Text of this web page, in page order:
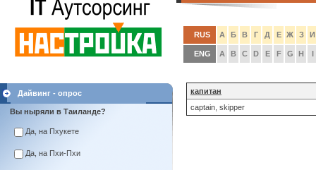
Дайвинг - опрос
Вы ныряли в Таиланде?
Да, на Пхукете
Да, на Пхи-Пхи
RUS А Б В Г Д Е Ж З И
ENG A B C D E F G H I
капитан
captain, skipper